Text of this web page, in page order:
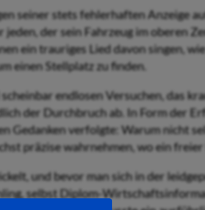
seiner stets fehlerhaften Anzeige
der sein Fahrzeug im oberen
ein trauriges Lied davon singen,
einen Stellplatz zu finden.
endlosen Versuchen, das
der Durchbruch ab. In Form der
Gedanken verfolgte: Warum nicht
präzise wahrnehmen, wo ein
und bevor man sich in der
selbst Diplom-